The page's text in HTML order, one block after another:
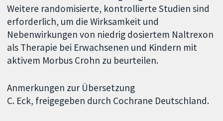
Weitere randomisierte, kontrollierte Studien sind
erforderlich, um die Wirksamkeit und
Nebenwirkungen von niedrig dosiertem Naltrexon
als Therapie bei Erwachsenen und Kindern mit
aktivem Morbus Crohn zu beurteilen.
Anmerkungen zur Übersetzung
C. Eck, freigegeben durch Cochrane Deutschland.